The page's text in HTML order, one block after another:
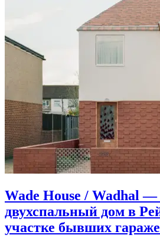
Wade House / Wadhal
двухспальный дом в
участке бывших